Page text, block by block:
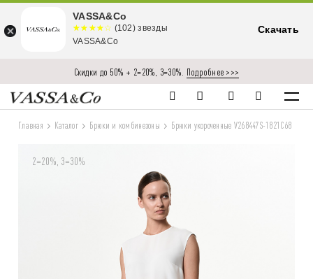
Скидки до 50% + 2=20%, 3=30%. Подробнее >>>
Главная Каталог Брюки и комбинезоны Брюки укороченные V268447S-1821C68
2=20%, 3=30%
VASSA&Co
☆☆☆☆☆
★★★★
★
(102) звезды
VASSA&Co
Скачать